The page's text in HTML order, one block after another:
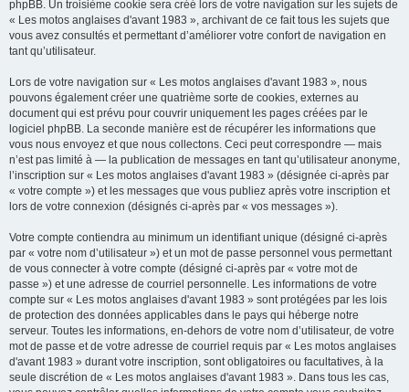
phpBB. Un troisième cookie sera créé lors de votre navigation sur les sujets de
« Les motos anglaises d'avant 1983 », archivant de ce fait tous les sujets que
vous avez consultés et permettant d’améliorer votre confort de navigation en
tant qu’utilisateur.
Lors de votre navigation sur « Les motos anglaises d'avant 1983 », nous
pouvons également créer une quatrième sorte de cookies, externes au
document qui est prévu pour couvrir uniquement les pages créées par le
logiciel phpBB. La seconde manière est de récupérer les informations que
vous nous envoyez et que nous collectons. Ceci peut correspondre — mais
n’est pas limité à — la publication de messages en tant qu’utilisateur anonyme,
l’inscription sur « Les motos anglaises d'avant 1983 » (désignée ci-après par
« votre compte ») et les messages que vous publiez après votre inscription et
lors de votre connexion (désignés ci-après par « vos messages »).
Votre compte contiendra au minimum un identifiant unique (désigné ci-après
par « votre nom d’utilisateur ») et un mot de passe personnel vous permettant
de vous connecter à votre compte (désigné ci-après par « votre mot de
passe ») et une adresse de courriel personnelle. Les informations de votre
compte sur « Les motos anglaises d'avant 1983 » sont protégées par les lois
de protection des données applicables dans le pays qui héberge notre
serveur. Toutes les informations, en-dehors de votre nom d’utilisateur, de votre
mot de passe et de votre adresse de courriel requis par « Les motos anglaises
d'avant 1983 » durant votre inscription, sont obligatoires ou facultatives, à la
seule discrétion de « Les motos anglaises d'avant 1983 ». Dans tous les cas,